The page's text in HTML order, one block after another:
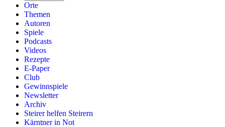
Orte
Themen
Autoren
Spiele
Podcasts
Videos
Rezepte
E-Paper
Club
Gewinnspiele
Newsletter
Archiv
Steirer helfen Steirern
Kärntner in Not